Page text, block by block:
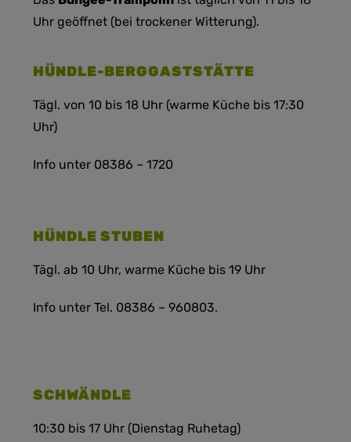
Uhr geöffnet (bei trockener Witterung).
HÜNDLE-BERGGASTSTÄTTE
Tägl. von 10 bis 18 Uhr (warme Küche bis 17:30
Uhr)
Info unter 08386 – 1720
HÜNDLE STUBEN
Tägl. ab 10 Uhr, warme Küche bis 19 Uhr
Info unter Tel. 08386 – 960803.
SCHWÄNDLE
10:30 bis 17 Uhr (Dienstag Ruhetag)